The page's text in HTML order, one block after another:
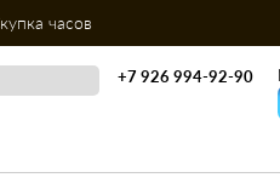
часов
+7 926 994-92-90